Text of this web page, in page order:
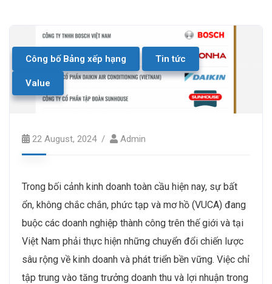
Công bố Bảng xếp hạng Tin tức
Value
22 August, 2024 Admin
Trong bối cảnh kinh doanh toàn cầu hiện nay, sự bất
ổn, không chắc chắn, phức tạp và mơ hồ (VUCA) đang
buộc các doanh nghiệp thành công trên thế giới và tại
Việt Nam phải thực hiện những chuyển đổi chiến lược
sâu rộng về kinh doanh và phát triển bền vững. Việc chỉ
tập trung vào tăng trưởng doanh thu và lợi nhuận trong